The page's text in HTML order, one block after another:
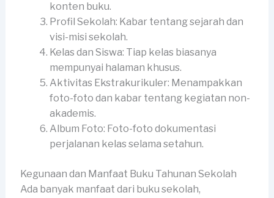
konten buku.
Profil Sekolah: Kabar tentang sejarah dan
visi-misi sekolah.
Kelas dan Siswa: Tiap kelas biasanya
mempunyai halaman khusus.
Aktivitas Ekstrakurikuler: Menampakkan
foto-foto dan kabar tentang kegiatan non-
akademis.
Album Foto: Foto-foto dokumentasi
perjalanan kelas selama setahun.
Kegunaan dan Manfaat Buku Tahunan Sekolah
Ada banyak manfaat dari buku sekolah,